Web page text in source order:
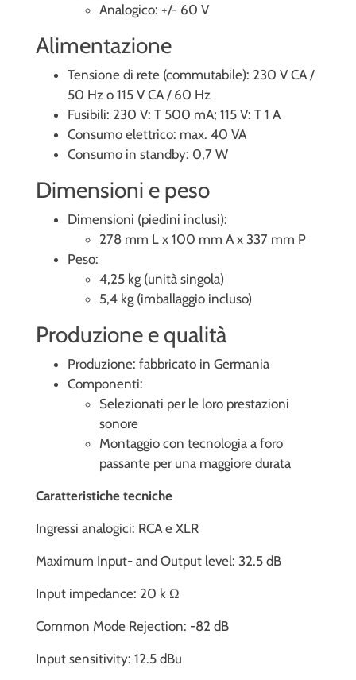
Analogico: +/- 60 V
Alimentazione
Tensione di rete (commutabile): 230 V CA /
50 Hz o 115 V CA / 60 Hz
Fusibili: 230 V: T 500 mA; 115 V: T 1 A
Consumo elettrico: max. 40 VA
Consumo in standby: 0,7 W
Dimensioni e peso
Dimensioni (piedini inclusi):
278 mm L x 100 mm A x 337 mm P
Peso:
4,25 kg (unità singola)
5,4 kg (imballaggio incluso)
Produzione e qualità
Produzione: fabbricato in Germania
Componenti:
Selezionati per le loro prestazioni
sonore
Montaggio con tecnologia a foro
passante per una maggiore durata
Caratteristiche tecniche
Ingressi analogici: RCA e XLR
Maximum Input- and Output level: 32.5 dB
Input impedance: 20 k Ω
Common Mode Rejection: -82 dB
Input sensitivity: 12.5 dBu